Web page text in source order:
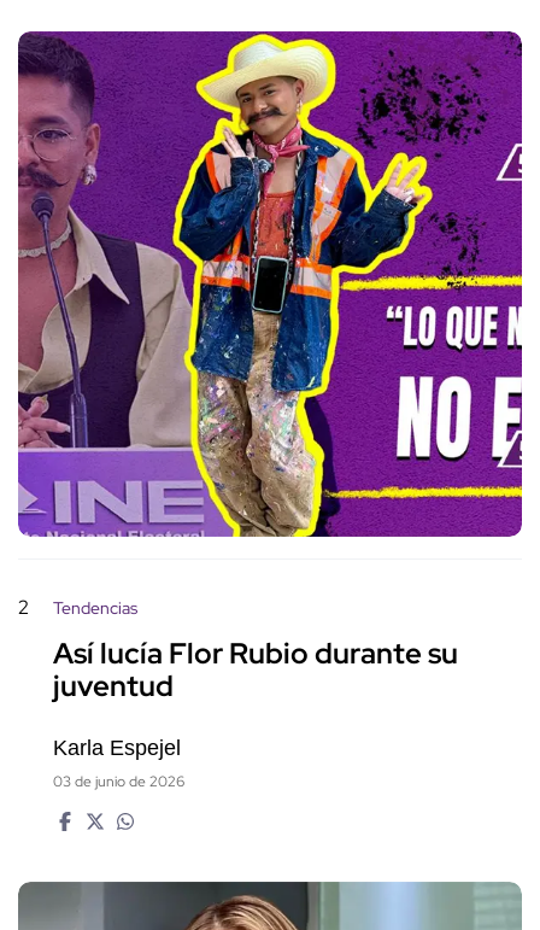
2 Tendencias
Así lucía Flor Rubio durante su
juventud
Karla Espejel
03 de junio de 2026